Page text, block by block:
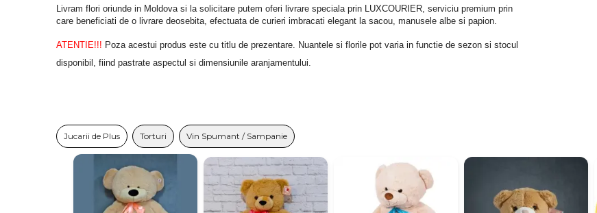
Livram flori oriunde in Moldova si la solicitare putem oferi livrare speciala prin LUXCOURIER, serviciu premium prin
care beneficiati de o livrare deosebita, efectuata de curieri imbracati elegant la sacou, manusele albe si papion.
ATENTIE!!! Poza acestui produs este cu titlu de prezentare. Nuantele si florile pot varia in functie de sezon si stocul
disponibil, fiind pastrate aspectul si dimensiunile aranjamentului.
Jucarii de Plus Torturi Vin Spumant / Sampanie